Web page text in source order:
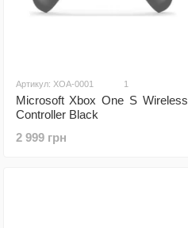
Артикул: XOA-0001 1
Microsoft Xbox One S Wireless
Controller Black
2 999 грн